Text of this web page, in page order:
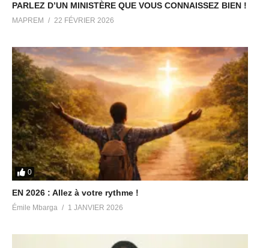
PARLEZ D’UN MINISTÈRE QUE VOUS CONNAISSEZ BIEN !
MAPREM 22 FÉVRIER 2026
0
EN 2026 : Allez à votre rythme !
Émile Mbarga 1 JANVIER 2026